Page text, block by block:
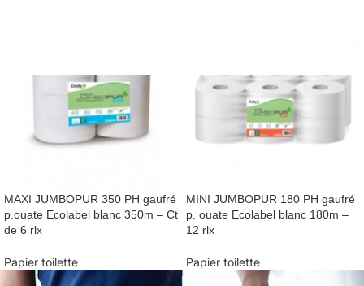
MAXI JUMBOPUR 350 PH gaufré
p.ouate Ecolabel blanc 350m – Ct
de 6 rlx
Papier toilette
MINI JUMBOPUR 180 PH gaufré
p. ouate Ecolabel blanc 180m –
12 rlx
Papier toilette